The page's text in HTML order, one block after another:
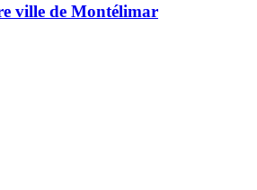
ville de Montélimar